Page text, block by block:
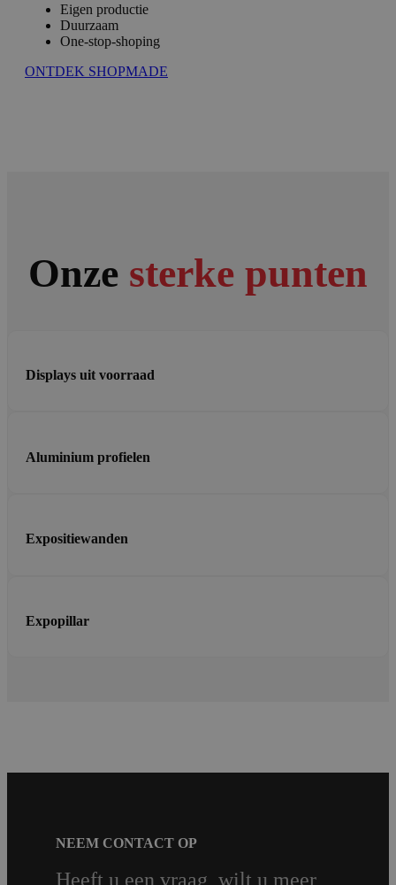
Eigen productie
Duurzaam
One-stop-shoping
ONTDEK SHOPMADE
Onze sterke punten
Displays uit voorraad
Aluminium profielen
Expositiewanden
Expopillar
NEEM CONTACT OP
Heeft u een vraag, wilt u meer